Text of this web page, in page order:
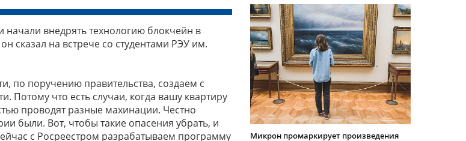
начали внедрять технологию блокчейн в
сказал на встрече со студентами РЭУ им.
по поручению правительства, создаем с
Потому что есть случаи, когда вашу квартиру
проводят разные махинации. Честно
были. Вот, чтобы такие опасения убрать, и
с Росреестром разрабатываем программу
Микрон промаркирует произведения